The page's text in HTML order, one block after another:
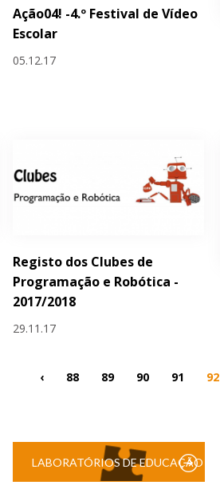
Ação04! -4.º Festival de Vídeo
Escolar
05.12.17
Registo dos Clubes de
Programação e Robótica -
2017/2018
29.11.17
‹ 88 89 90 91 92
LABORATÓRIOS DE EDUCAÇÃO